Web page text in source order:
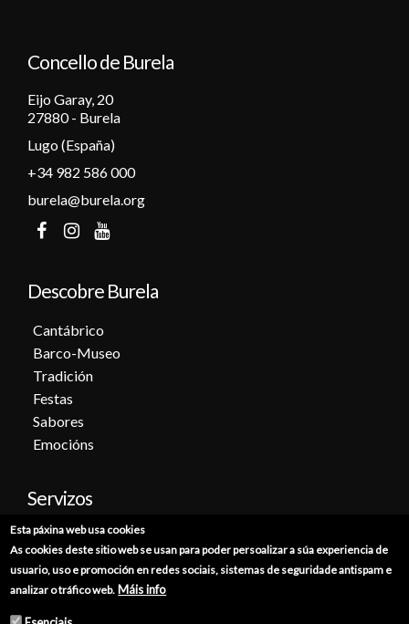
Concello de Burela
Eijo Garay, 20
27880 - Burela
Lugo (España)
+34 982 586 000
burela@burela.org
Descobre Burela
Cantábrico
Barco-Museo
Tradición
Festas
Sabores
Emocións
Servizos
Cita previa
Catálogo de trámites
Esta páxina web usa cookies
As cookies deste sitio web se usan para poder persoalizar a súa experiencia de
usuario, uso e promoción en redes sociais, sistemas de seguridade antispam e
analizar o tráfico web. Máis info